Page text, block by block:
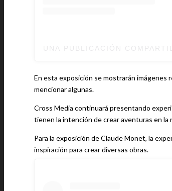
En esta exposición se mostrarán imágenes
mencionar algunas.
Cross Media continuará presentando
tienen la intención de crear aventuras en la
Para la exposición de Claude Monet, la
inspiración para crear diversas obras.